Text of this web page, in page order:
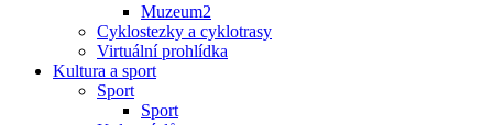
Muzeum2
Cyklostezky a cyklotrasy
Virtuální prohlídka
Kultura a sport
Sport
Sport